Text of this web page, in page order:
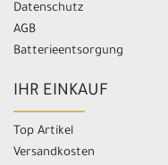
Datenschutz
AGB
Batterieentsorgung
IHR EINKAUF
Top Artikel
Versandkosten